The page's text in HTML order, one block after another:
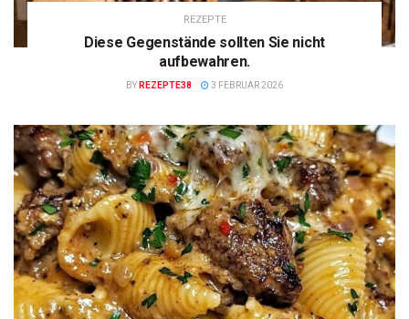
REZEPTE
Diese Gegenstände sollten Sie nicht
aufbewahren.
BY REZEPTE38 3 FEBRUAR 2026